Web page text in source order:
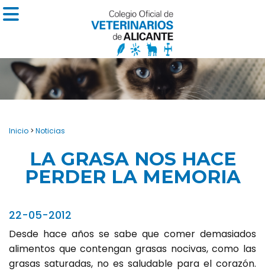
Inicio > Noticias
LA GRASA NOS HACE
PERDER LA MEMORIA
22-05-2012
Desde hace años se sabe que comer demasiados
alimentos que contengan grasas nocivas, como las
grasas saturadas, no es saludable para el corazón.